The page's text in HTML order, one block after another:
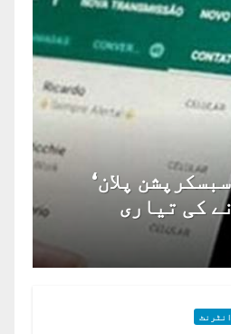
پلان‘
کی تیاری